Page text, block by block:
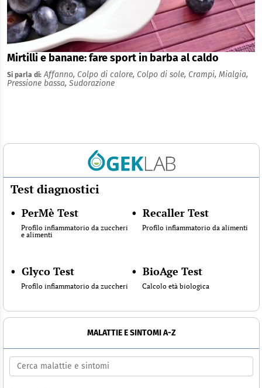
Mirtilli e banane: fare sport in barba al caldo
Si parla di: Affanno, Colpo di calore, Colpo di sole, Crampi, Mialgia,
Pressione bassa, Sudorazione
Test diagnostici
• PerMè Test
Profilo infiammatorio da zuccheri
e alimenti
• Recaller Test
Profilo infiammatorio da alimenti
• Glyco Test
Profilo infiammatorio da zuccheri
• BioAge Test
Calcolo età biologica
MALATTIE E SINTOMI A-Z